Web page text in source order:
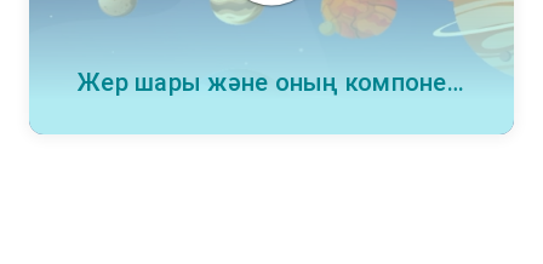
Жер шары және оның компоненттері